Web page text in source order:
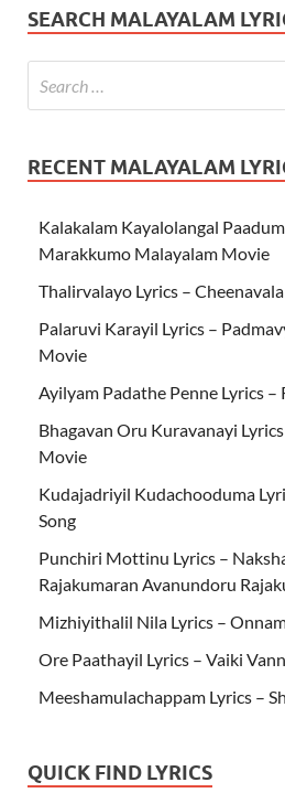
SEARCH MALAYALAM
RECENT MALAYALAM
Kalakalam Kayalolangal
Marakkumo Malayalam Movie
Thalirvalayo Lyrics –
Palaruvi Karayil Lyrics –
Movie
Ayilyam Padathe Penne Lyrics –
Bhagavan Oru Kuravanayi
Movie
Kudajadriyil Kudachooduma
Song
Punchiri Mottinu Lyrics –
Rajakumaran Avanundoru
Mizhiyithalil Nila Lyrics –
Ore Paathayil Lyrics – Vaiki
Meeshamulachappam Lyrics –
QUICK FIND LYRICS